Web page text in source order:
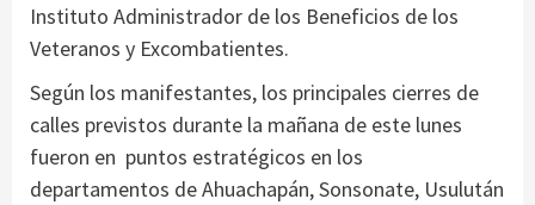
Instituto Administrador de los Beneficios de los
Veteranos y Excombatientes.
Según los manifestantes, los principales cierres de
calles previstos durante la mañana de este lunes
fueron en puntos estratégicos en los
departamentos de Ahuachapán, Sonsonate, Usulután